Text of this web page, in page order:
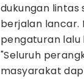
dukungan
berjalan lancar.
pengaturan lalu
"Seluruh
masyarakat